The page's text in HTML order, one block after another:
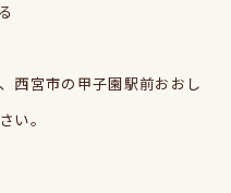
西宮市の甲子園駅前おおし
い。